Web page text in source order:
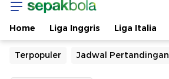
Home Liga Inggris Liga Italia
Terpopuler Jadwal Pertandingan